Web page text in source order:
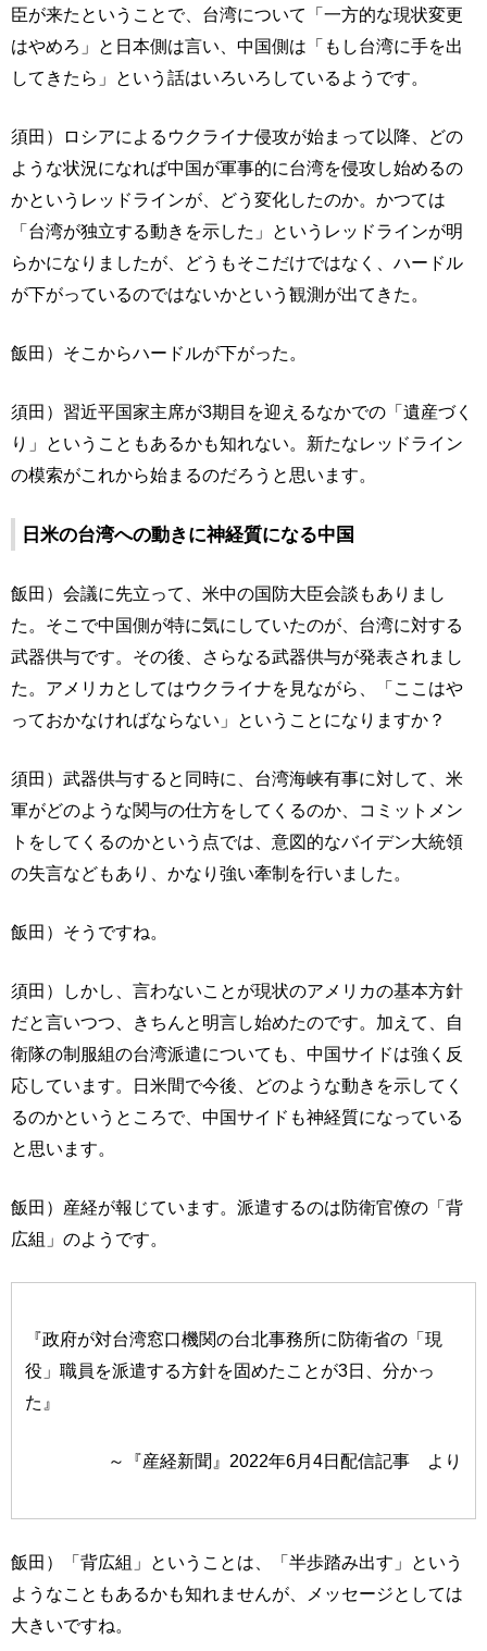
臣が来たということで、台湾について「一方的な現状変更
はやめろ」と日本側は言い、中国側は「もし台湾に手を出
してきたら」という話はいろいろしているようです。
須田）ロシアによるウクライナ侵攻が始まって以降、どの
ような状況になれば中国が軍事的に台湾を侵攻し始めるの
かというレッドラインが、どう変化したのか。かつては
「台湾が独立する動きを示した」というレッドラインが明
らかになりましたが、どうもそこだけではなく、ハードル
が下がっているのではないかという観測が出てきた。
飯田）そこからハードルが下がった。
須田）習近平国家主席が3期目を迎えるなかでの「遺産づく
り」ということもあるかも知れない。新たなレッドライン
の模索がこれから始まるのだろうと思います。
日米の台湾への動きに神経質になる中国
飯田）会議に先立って、米中の国防大臣会談もありまし
た。そこで中国側が特に気にしていたのが、台湾に対する
武器供与です。その後、さらなる武器供与が発表されまし
た。アメリカとしてはウクライナを見ながら、「ここはや
っておかなければならない」ということになりますか？
須田）武器供与すると同時に、台湾海峡有事に対して、米
軍がどのような関与の仕方をしてくるのか、コミットメン
トをしてくるのかという点では、意図的なバイデン大統領
の失言などもあり、かなり強い牽制を行いました。
飯田）そうですね。
須田）しかし、言わないことが現状のアメリカの基本方針
だと言いつつ、きちんと明言し始めたのです。加えて、自
衛隊の制服組の台湾派遣についても、中国サイドは強く反
応しています。日米間で今後、どのような動きを示してく
るのかというところで、中国サイドも神経質になっている
と思います。
飯田）産経が報じています。派遣するのは防衛官僚の「背
広組」のようです。
『政府が対台湾窓口機関の台北事務所に防衛省の「現
役」職員を派遣する方針を固めたことが3日、分かっ
た』
～『産経新聞』2022年6月4日配信記事 より
飯田）「背広組」ということは、「半歩踏み出す」という
ようなこともあるかも知れませんが、メッセージとしては
大きいですね。